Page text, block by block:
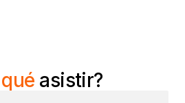
asistir?